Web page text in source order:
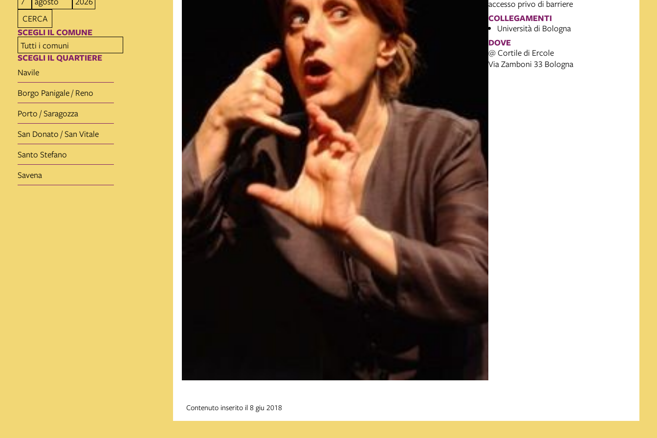
CERCA
SCEGLI IL COMUNE
SCEGLI IL QUARTIERE
Navile
Borgo Panigale / Reno
Porto / Saragozza
San Donato / San Vitale
Santo Stefano
Savena
accesso privo di barriere
COLLEGAMENTI
Università di Bologna
DOVE
@ Cortile di Ercole
Via Zamboni 33 Bologna
Contenuto inserito il 8 giu 2018